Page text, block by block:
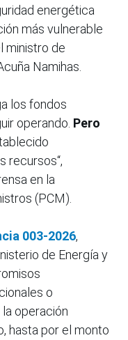
energética
más vulnerable
ministro de
Namihas.
los fondos
operando. Pero
recursos“,
en la
(PCM).
003-2026,
de Energía y
o
operación
hasta por el monto